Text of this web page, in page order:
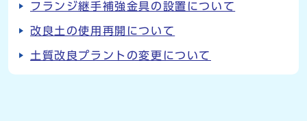
フランジ継手補強金具の設置について
改良土の使用再開について
土質改良プラントの変更について